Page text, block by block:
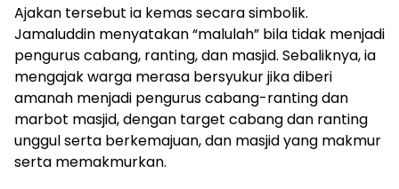
Ajakan tersebut ia kemas secara simbolik.
Jamaluddin menyatakan “malulah” bila tidak menjadi
pengurus cabang, ranting, dan masjid. Sebaliknya, ia
mengajak warga merasa bersyukur jika diberi
amanah menjadi pengurus cabang-ranting dan
marbot masjid, dengan target cabang dan ranting
unggul serta berkemajuan, dan masjid yang makmur
serta memakmurkan.